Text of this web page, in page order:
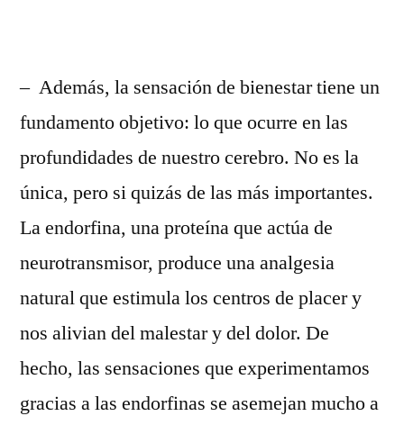
– Además, la sensación de bienestar tiene un
fundamento objetivo: lo que ocurre en las
profundidades de nuestro cerebro. No es la
única, pero si quizás de las más importantes.
La endorfina, una proteína que actúa de
neurotransmisor, produce una analgesia
natural que estimula los centros de placer y
nos alivian del malestar y del dolor. De
hecho, las sensaciones que experimentamos
gracias a las endorfinas se asemejan mucho a